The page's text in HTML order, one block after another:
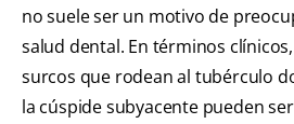
no suele ser un motivo de
salud dental. En términos
surcos que rodean al tubérculo
la cúspide subyacente pueden